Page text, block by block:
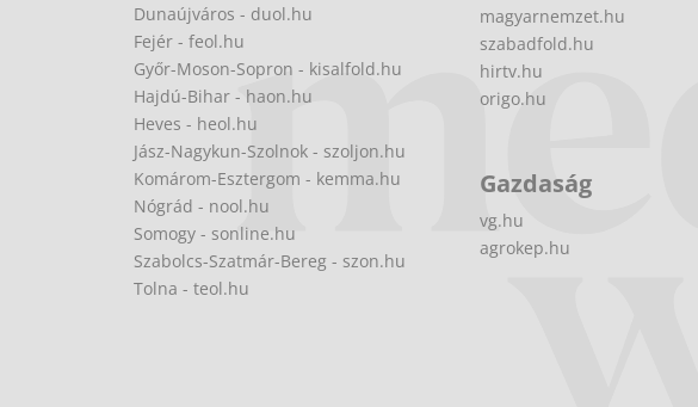
Dunaújváros - duol.hu
Fejér - feol.hu
Győr-Moson-Sopron - kisalfold.hu
Hajdú-Bihar - haon.hu
Heves - heol.hu
Jász-Nagykun-Szolnok - szoljon.hu
Komárom-Esztergom - kemma.hu
Nógrád - nool.hu
Somogy - sonline.hu
Szabolcs-Szatmár-Bereg - szon.hu
Tolna - teol.hu
magyarnemzet.hu
szabadfold.hu
hirtv.hu
origo.hu
Gazdaság
vg.hu
agrokep.hu